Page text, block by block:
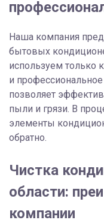
Наша компания
бытовых
используем только
и
позволяет
пыли и грязи. В
элементы
обратно.
Чистка
области:
компании